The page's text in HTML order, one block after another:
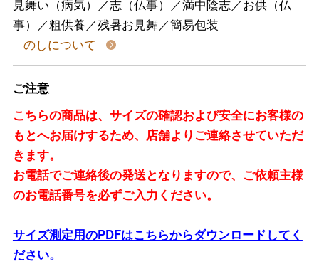
見舞い（病気）／志（仏事）／満中陰志／お供（仏
事）／粗供養／残暑お見舞／簡易包装
のしについて
ご注意
こちらの商品は、サイズの確認および安全にお客様の
もとへお届けするため、店舗よりご連絡させていただ
きます。
お電話でご連絡後の発送となりますので、ご依頼主様
のお電話番号を必ずご入力ください。
サイズ測定用のPDFはこちらからダウンロードしてく
ださい。